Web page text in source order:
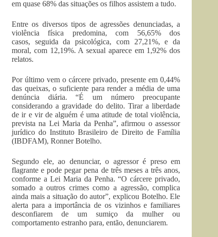
em quase 68% das situações os filhos assistem a tudo.
Entre os diversos tipos de agressões denunciadas, a
violência física predomina, com 56,65% dos
casos, seguida da psicológica, com 27,21%, e da
moral, com 12,19%. A sexual aparece em 1,92% dos
relatos.
Por último vem o cárcere privado, presente em 0,44%
das queixas, o suficiente para render a média de uma
denúncia diária. “É um número preocupante
considerando a gravidade do delito. Tirar a liberdade
de ir e vir de alguém é uma atitude de total violência,
prevista na Lei Maria da Penha”, afirmou o assessor
jurídico do Instituto Brasileiro de Direito de Família
(IBDFAM), Ronner Botelho.
Segundo ele, ao denunciar, o agressor é preso em
flagrante e pode pegar pena de três meses a três anos,
conforme a Lei Maria da Penha. “O cárcere privado,
somado a outros crimes como a agressão, complica
ainda mais a situação do autor”, explicou Botelho. Ele
alerta para a importância de os vizinhos e familiares
desconfiarem de um sumiço da mulher ou
comportamento estranho para, então, denunciarem.